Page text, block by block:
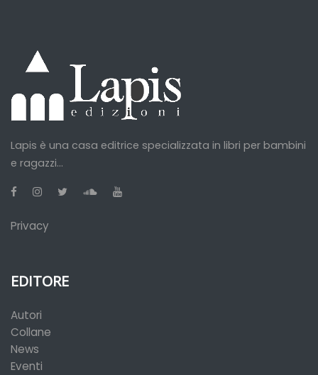
Lapis è una casa editrice specializzata in libri per bambini
e ragazzi...
Privacy
EDITORE
Autori
Collane
News
Eventi